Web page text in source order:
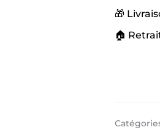
🎁
🏠